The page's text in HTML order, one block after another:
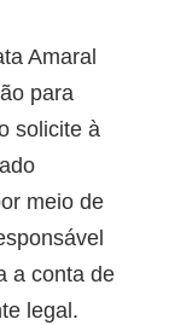
Amaral
para
solicite à
meio de
a conta de
legal.